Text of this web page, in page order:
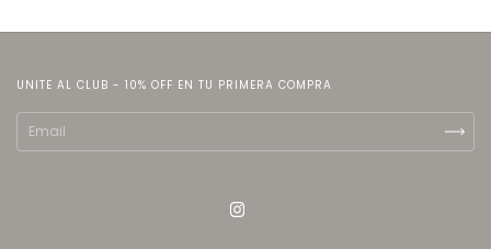
UNITE AL CLUB - 10% OFF EN TU PRIMERA COMPRA